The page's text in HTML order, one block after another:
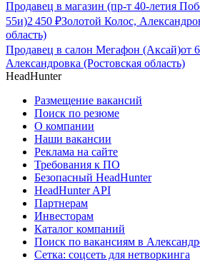
Продавец в магазин (пр-т 40-летия
55и)2 450 ₽Золотой Колос,
область)
Продавец в салон Мегафон (Аксай)от
Александровка (Ростовская область)
HeadHunter
Размещение вакансий
Поиск по резюме
О компании
Наши вакансии
Реклама на сайте
Требования к ПО
Безопасный HeadHunter
HeadHunter API
Партнерам
Инвесторам
Каталог компаний
Поиск по вакансиям в
Сетка: соцсеть для нетворкинга